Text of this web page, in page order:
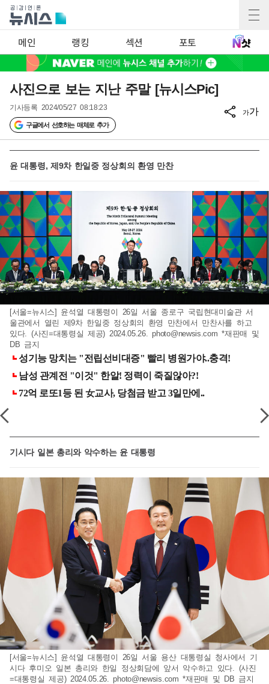
메인 랭킹 섹션 포토
사진으로 보는 지난 주말 [뉴시스Pic]
기사등록 2024/05/27 08:18:23
구글에서 선호하는 매체로 추가
가가
윤 대통령, 제9차 한일중 정상회의 환영 만찬
[서울=뉴시스] 윤석열 대통령이 26일 서울 종로구 국립현대미술관 서
울관에서 열린 제9차 한일중 정상회의 환영 만찬에서 만찬사를 하고
있다. (사진=대통령실 제공) 2024.05.26.photo@newsis.com *재판매 및
DB 금지
기시다 일본 총리와 악수하는 윤 대통령
[서울=뉴시스] 윤석열 대통령이 26일 서울 용산 대통령실 청사에서 기
시다 후미오 일본 총리와 한일 정상회담에 앞서 악수하고 있다. (사진
=대통령실 제공) 2024.05.26.photo@newsis.com *재판매 및 DB 금지